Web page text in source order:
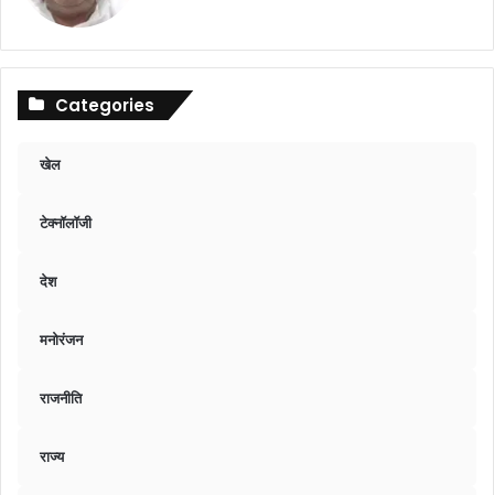
Categories
खेल
टेक्नॉलॉजी
देश
मनोरंजन
राजनीति
राज्य